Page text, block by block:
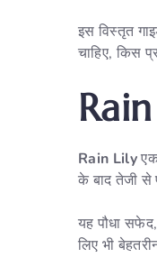
इस विस्तृत
चाहिए, किस
Rain Lilyएक
के बाद तेजी से
यह पौधा
लिए भी